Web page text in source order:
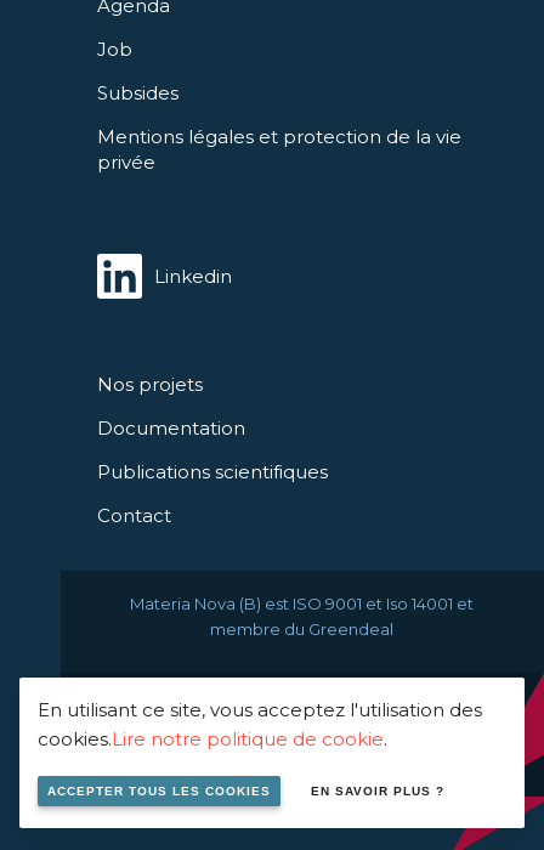
Nos projets
Documentation
Publications scientifiques
Contact
Agenda
Job
Subsides
Mentions légales et protection de la vie
privée
Linkedin
Materia Nova (B) est ISO 9001 et Iso 14001 et
membre du Greendeal
© 2021 Materia Nova -
innovation center
En utilisant ce site, vous acceptez l'utilisation des
cookies.Lire notre politique de cookie.
ACCEPTER TOUS LES COOKIES EN SAVOIR PLUS ?